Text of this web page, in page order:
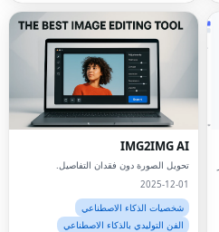
IMG2IMG AI
تحويل الصورة دون فقدان التفاصيل.
2025-12-01
شخصيات الذكاء الاصطناعي
الفن التوليدي بالذكاء الاصطناعي